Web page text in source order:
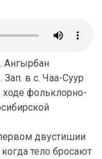
Ангырбан
в с. Чаа-Суур
фольклорно-
двустишии
тело бросают